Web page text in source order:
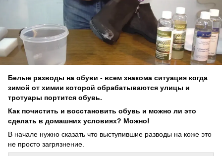
Белые разводы на обуви - всем знакома ситуация когда
зимой от химии которой обрабатываются улицы и
тротуары портится обувь.
Как почистить и восстановить обувь и можно ли это
сделать в домашних условиях? Можно!
В начале нужно сказать что выступившие разводы на коже это
не просто загрязнение.